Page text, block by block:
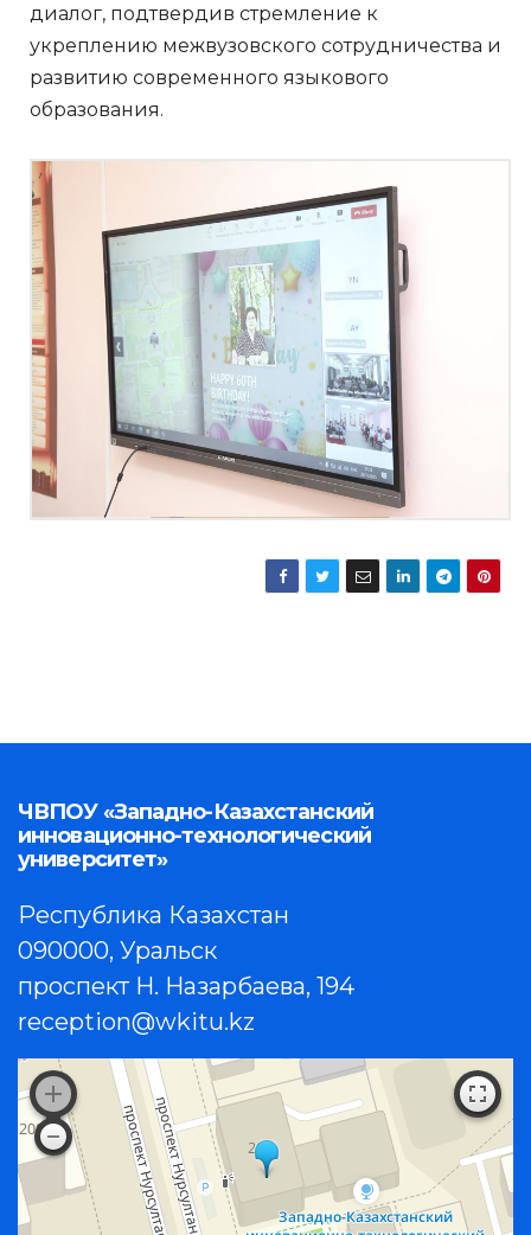
диалог, подтвердив стремление к
укреплению межвузовского сотрудничества и
развитию современного языкового
образования.
ЧВПОУ «Западно-Казахстанский
инновационно-технологический
университет»
Республика Казахстан
090000, Уральск
проспект Н. Назарбаева, 194
reception@wkitu.kz